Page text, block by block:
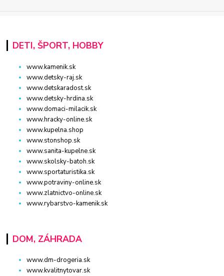
DETI, ŠPORT, HOBBY
www.kamenik.sk
www.detsky-raj.sk
www.detskaradost.sk
www.detsky-hrdina.sk
www.domaci-milacik.sk
www.hracky-online.sk
www.kupelna.shop
www.stonshop.sk
www.sanita-kupelne.sk
www.skolsky-batoh.sk
www.sportaturistika.sk
www.potraviny-online.sk
www.zlatnictvo-online.sk
www.rybarstvo-kamenik.sk
DOM, ZÁHRADA
www.dm-drogeria.sk
www.kvalitnytovar.sk